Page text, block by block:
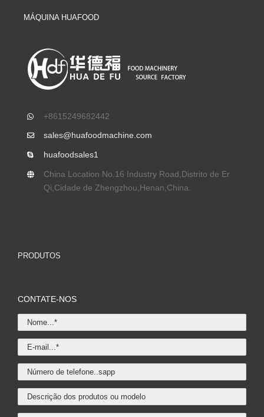
MÁQUINA HUAFOOD
+8615249682442
sales@huafoodmachine.com
huafoodsales1
China Location No.16 Industry Road ,Distrito de Er
Qi,Cidade de Zhengzhou,Henan,China.
PRODUTOS
CONTATE-NOS